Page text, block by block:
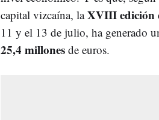
capital vizcaína, laXVIII edición
11 y el 13 de julio, ha generado
25,4 millones de euros.